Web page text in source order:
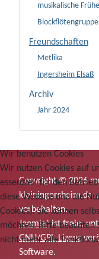
musikalische
Blockflötengruppe
Freundschaften
Metlika
Ingersheim Elsaß
Archiv
Jahr 2024
Copyright © 2026
kleiningersheim.de.
vorbehalten.
Joomla!ist freie,
GNU/GPL-Lizenz
Software.
Wir benutzen Cookies
Wir nutzen Cookies auf
essenziell für den
diese Website und die
Cookies). Sie können
möchten. Bitte beachten
nicht mehr alle